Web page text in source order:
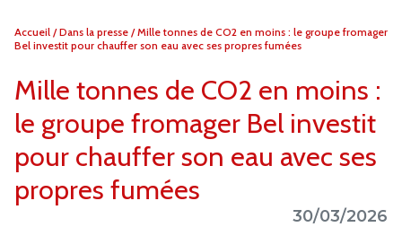
Vous
êtes
Accueil /Dans la presse /Mille tonnes de CO2 en moins : le groupe fromager
Bel investit pour chauffer son eau avec ses propres fumées
Mille tonnes de CO2 en moins :
le groupe fromager Bel investit
pour chauffer son eau avec ses
propres fumées
30/03/2026